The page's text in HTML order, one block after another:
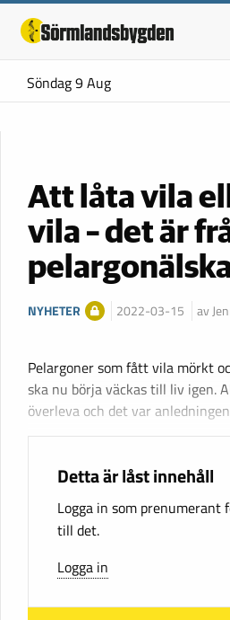
Söndag 9 Aug
Att låta vila
vila – det är
NYHETER 2022-03-15 av
Pelargoner som fått vila mörkt
ska nu börja väckas till liv igen.
överleva och det var
Detta är låst innehåll
Logga in som
till det.
Logga in